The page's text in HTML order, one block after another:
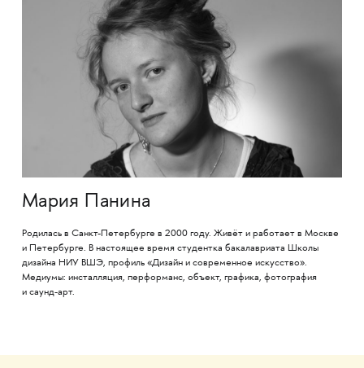
Мария Панина
Родилась в Санкт-Петербурге в 2000 году. Живёт и работает в Москве
и Петербурге. В настоящее время студентка бакалавриата Школы
дизайна НИУ ВШЭ, профиль «Дизайн и современное искусство».
Медиумы: инсталляция, перформанс, объект, графика, фотография
и саунд-арт.